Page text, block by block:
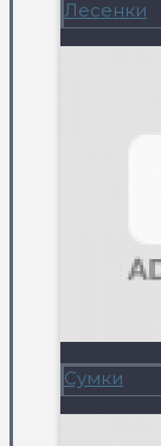
Лесенки
Сумки